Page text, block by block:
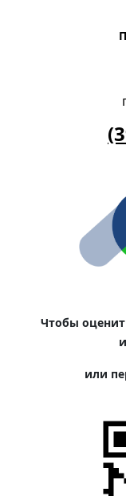
Чтобы
или